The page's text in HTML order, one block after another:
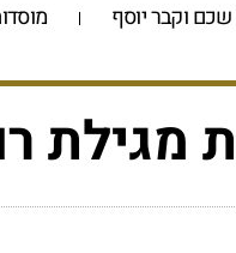
שכם וקבר יוסף
מגילת